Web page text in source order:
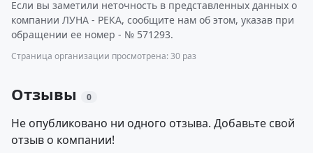
Если вы заметили неточность в представленных данных о
компании ЛУНА - РЕКА, сообщите нам об этом, указав при
обращении ее номер - № 571293.
Страница организации просмотрена: 30 раз
Отзывы 0
Не опубликовано ни одного отзыва. Добавьте свой
отзыв о компании!